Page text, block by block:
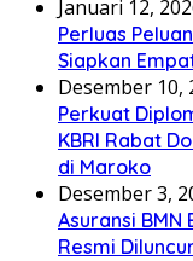
Januari 12,
Perluas
Siapkan
Desember 10,
Perkuat
KBRI Rabat
di Maroko
Desember 3,
Asuransi BMN
Resmi